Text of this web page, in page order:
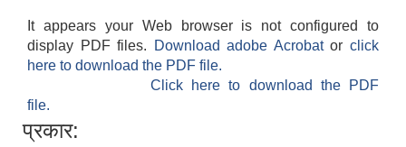
It appears your Web browser is not configured to
display PDF files.
Download adobe Acrobatorclick
here to download the PDF file.
Click here to download the PDF
file.
प्रकार: